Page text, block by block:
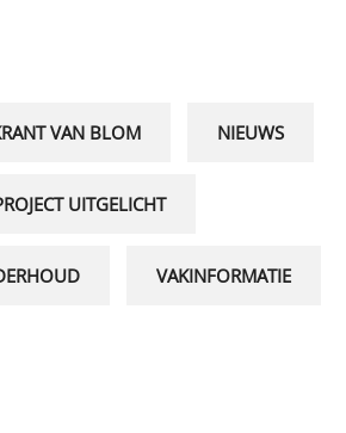
VAN BLOM NIEUWS
UITGELICHT
VAKINFORMATIE